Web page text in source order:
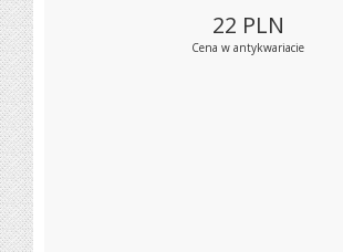
22 PLN
Cena w antykwariacie